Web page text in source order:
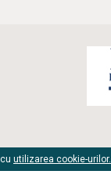
utilizarea cookie-urilor.